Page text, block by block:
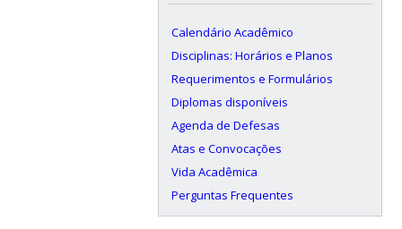
Calendário Acadêmico
Disciplinas: Horários e Planos
Requerimentos e Formulários
Diplomas disponíveis
Agenda de Defesas
Atas e Convocações
Vida Acadêmica
Perguntas Frequentes